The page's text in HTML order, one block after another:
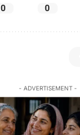
0 0
- ADVERTISEMENT -